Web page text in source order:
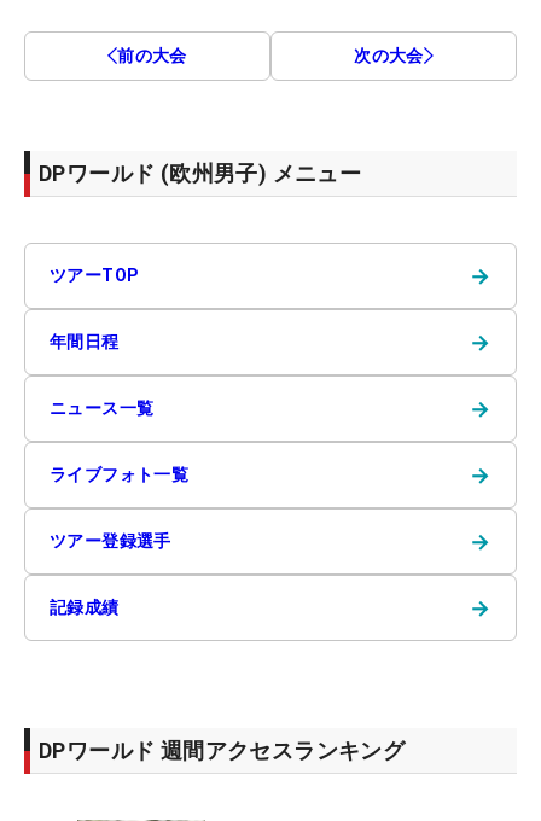
前の大会 次の大会
DPワールド (欧州男子) メニュー
ツアーTOP →
年間日程 →
ニュース一覧 →
ライブフォト一覧 →
ツアー登録選手 →
記録成績 →
DPワールド 週間アクセスランキング